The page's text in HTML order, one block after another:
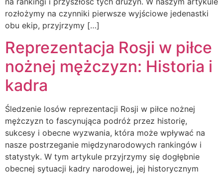
rozłożymy na czynniki pierwsze wyjściowe jedenastki
obu ekip, przyjrzymy […]
Reprezentacja Rosji w piłce
nożnej mężczyzn: Historia i
kadra
Śledzenie losów reprezentacji Rosji w piłce nożnej
mężczyzn to fascynująca podróż przez historię,
sukcesy i obecne wyzwania, która może wpływać na
nasze postrzeganie międzynarodowych rankingów i
statystyk. W tym artykule przyjrzymy się dogłębnie
obecnej sytuacji kadry narodowej, jej historycznym